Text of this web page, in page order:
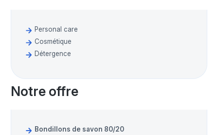
Personal care
Cosmétique
Détergence
Notre offre
Bondillons de savon 80/20